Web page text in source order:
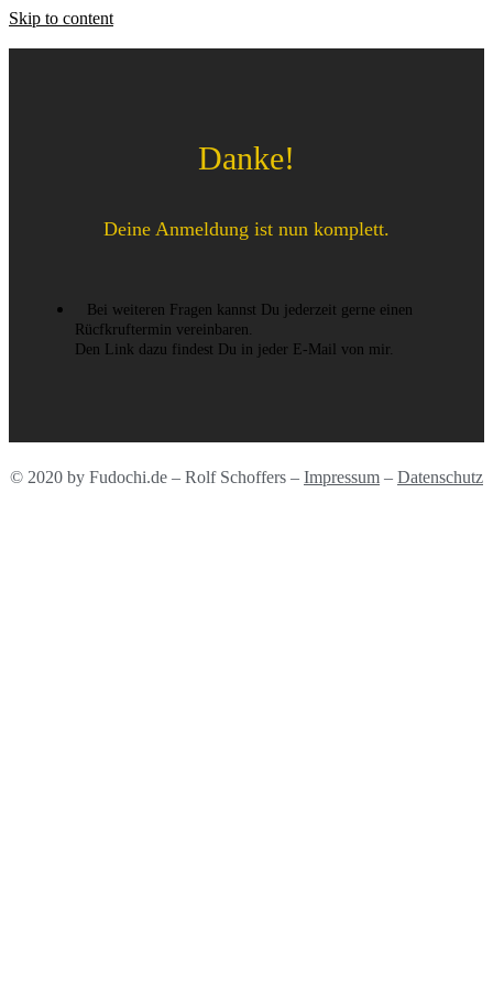
Skip to content
Danke!
Deine Anmeldung ist nun komplett.
Bei weiteren Fragen kannst Du jederzeit gerne einen
Rücfkruftermin vereinbaren.
Den Link dazu findest Du in jeder E-Mail von mir.​
© 2020 by Fudochi.de – Rolf Schoffers – Impressum – Datenschutz